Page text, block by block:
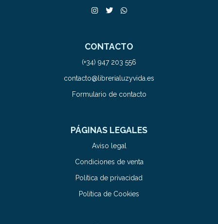
CONTACTO
(+34) 947 203 556
contacto@librerialuzyvida.es
Formulario de contacto
PÁGINAS LEGALES
Aviso legal
Condiciones de venta
Política de privacidad
Política de Cookies